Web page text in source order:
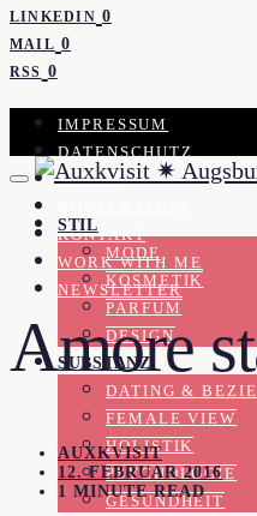
LINKEDIN 0
MAIL 0
RSS 0
IMPRESSUM
DATENSCHUTZ
PRESSE
KONTAKT
WORK WITH ME
NEWSLETTER
STIL
MODE
KOSMETIK
PARFUM
DESIGN
SUBSTANZ
DATING &
FEMALE VIEW
HOLISTIK
PSYCHOLOGIE
GESUNDHEIT
Amore
AUXKVISIT
12. FEBRUAR 2016
1 MINUTE READ